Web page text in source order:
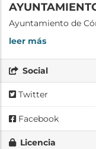
Ayuntamiento de
leer más
Social
Twitter
Facebook
Licencia